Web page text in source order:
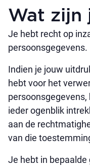
Wat zijn
Je hebt recht op
persoonsgegevens.
Indien je jouw
hebt voor het
ieder ogenblik
aan de
van die
Je hebt in bepaalde